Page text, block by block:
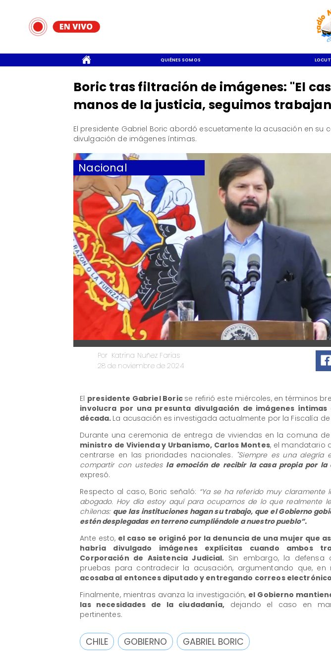
QUIÉNES SOMOS
Nacional
Katrina Nuñez Farias
Por
28 de noviembre de 2024
Boric tras filtración de imágenes: "El
manos de la justicia, seguimos
​El presidente Gabriel Boric abordó escuetamente la acusación en su
divulgación de imágenes íntimas.
​El presidente Gabriel Boric se refirió este miércoles, en términos
involucra por una presunta divulgación de imágenes
década. La acusación es investigada actualmente por la Fiscalía
Durante una ceremonia de entrega de viviendas en la comuna
ministro de Vivienda y Urbanismo, Carlos Montes, el mandatario
centrarse en las prioridades nacionales. "Siempre es una alegría
compartir con ustedes la emoción de recibir la casa propia por la
expresó.
Respecto al caso, Boric señaló: “Ya se ha referido muy
abogado. Hoy día estoy aquí para ocuparnos de lo que realmente
chilenas: que las instituciones hagan su trabajo, que el Gobierno
estén desplegadas en terreno cumpliéndole a nuestro pueblo”.
Ante esto, el caso se originó por la denuncia de una mujer que
habría divulgado imágenes explícitas cuando ambos
Corporación de Asistencia Judicial. Sin embargo, la defensa
pruebas para contradecir la acusación, argumentando que, en
acosaba al entonces diputado y entregando correos
Finalmente, mientras avanza la investigación, el Gobierno
las necesidades de la ciudadanía, dejando el caso en
pertinentes.
CHILE GOBIERNO GABRIEL BORIC